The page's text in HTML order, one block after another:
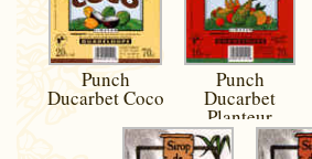
Punch
Ducarbet Coco
Punch
Ducarbet
Planteur